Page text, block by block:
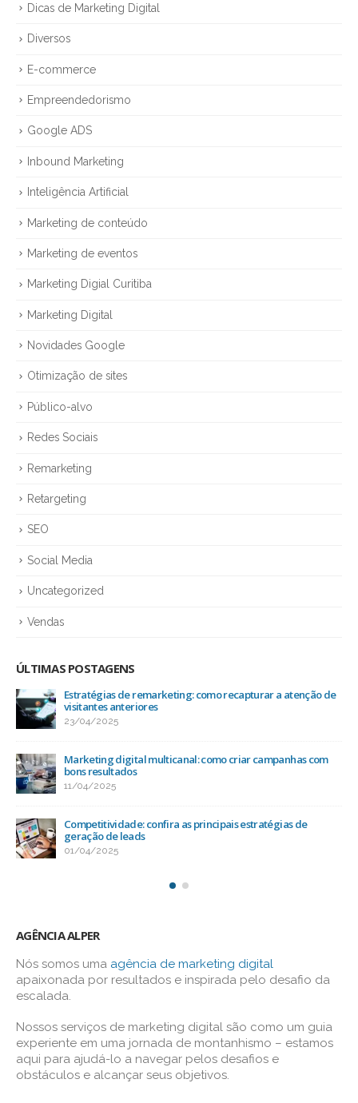
Dicas de Marketing Digital
Diversos
E-commerce
Empreendedorismo
Google ADS
Inbound Marketing
Inteligência Artificial
Marketing de conteúdo
Marketing de eventos
Marketing Digial Curitiba
Marketing Digital
Novidades Google
Otimização de sites
Público-alvo
Redes Sociais
Remarketing
Retargeting
SEO
Social Media
Uncategorized
Vendas
ÚLTIMAS POSTAGENS
Estratégias de remarketing: como recapturar a atenção de
visitantes anteriores
23/04/2025
Marketing digital multicanal: como criar campanhas com
bons resultados
11/04/2025
Competitividade: confira as principais estratégias de
geração de leads
01/04/2025
AGÊNCIA ALPER
Nós somos uma agência de marketing digital
apaixonada por resultados e inspirada pelo desafio da
escalada.
Nossos serviços de marketing digital são como um guia
experiente em uma jornada de montanhismo – estamos
aqui para ajudá-lo a navegar pelos desafios e
obstáculos e alcançar seus objetivos.